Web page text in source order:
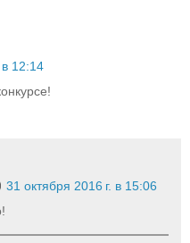
в 12:14
31 октября 2016 г. в 15:06